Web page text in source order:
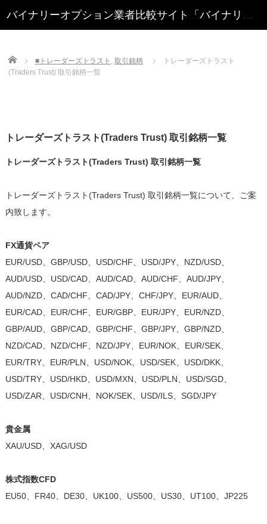
Home ■トレーダーズトラスト , 取引銘柄
トレーダーズトラスト
(Traders Trust) 取引銘柄一覧
トレーダーズトラスト(Traders Trust) 取引銘柄一覧
トレーダーズトラスト(Traders Trust) 取引銘柄一覧
トレーダーズトラスト(Traders Trust) 取引銘柄一覧について、ご案
内致します。
FX通貨ペア
EUR/USD、GBP/USD、USD/CHF、USD/JPY、NZD/USD、
AUD/USD、USD/CAD、AUD/CAD、AUD/CHF、AUD/JPY、
AUD/NZD、CAD/CHF、CAD/JPY、CHF/JPY、EUR/AUD、
EUR/CAD、EUR/CHF、EUR/GBP、EUR/JPY、EUR/NZD、
GBP/AUD、GBP/CAD、GBP/CHF、GBP/JPY、GBP/NZD、
NZD/CAD、NZD/CHF、NZD/JPY、EUR/NOK、EUR/SEK、
EUR/TRY、EUR/PLN、USD/NOK、USD/SEK、USD/DKK、
USD/TRY、USD/HKD、USD/MXN、USD/PLN、USD/SGD、
USD/ZAR、USD/CNH、NOK/SEK、USD/ILS、SGD/JPY
貴金属
XAU/USD、XAG/USD
株式指数CFD
EU50、FR40、DE30、UK100、US500、US30、UT100、JP225